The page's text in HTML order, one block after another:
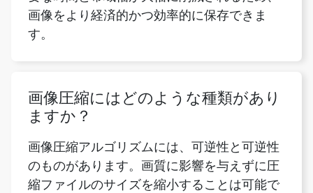
画像圧縮にはどのような種類があり
画像圧縮アルゴリズムには、可逆性と可逆性
のものがあります。画質に影響を与えずに圧
縮ファイルのサイズを縮小することは可能で
す。通常、可逆圧縮は、常にそうではありま
せんが、非可逆圧縮よりもファイルのサイズ
が大きくなります。画像を扱うときは、再圧